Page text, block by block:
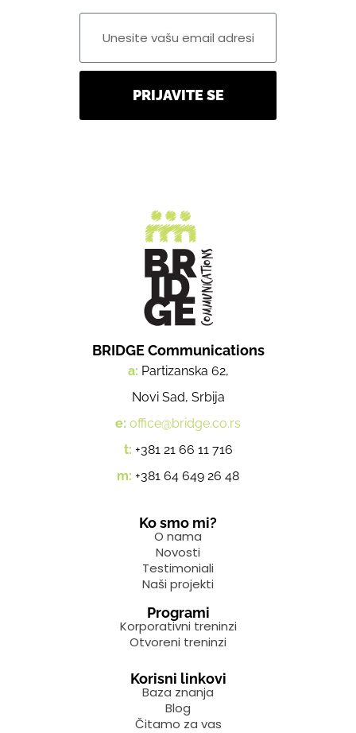
PRIJAVITE SE
BRIDGE Communications
a: Partizanska 62,
Novi Sad, Srbija
e: office@bridge.co.rs
t: +381 21 66 11 716
m: +381 64 649 26 48
Ko smo mi?
O nama
Novosti
Testimoniali
Naši projekti
Programi
Korporativni treninzi
Otvoreni treninzi
Korisni linkovi
Baza znanja
Blog
Čitamo za vas